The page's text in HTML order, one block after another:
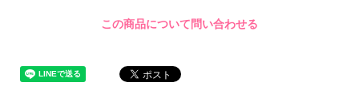
この商品について問い合わせる